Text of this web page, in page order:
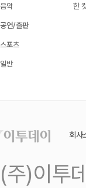
음악
공연/출판
스포츠
일반
한
회사
(주)이투